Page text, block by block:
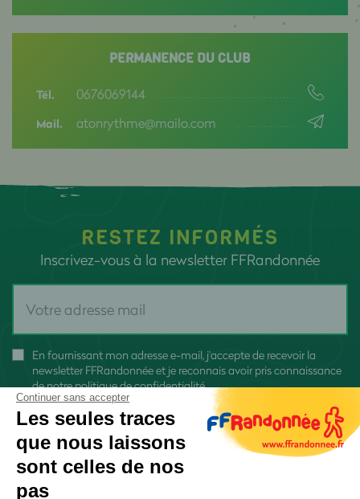
PERMANENCE DU CLUB
Tél. 0676069144
Mail. atonrythme@mailo.com
RESTEZ INFORMÉS
Inscrivez-vous à la newsletter FFRandonnée
En fournissant mon adresse e-mail, j'accepte de recevoir la
newsletter FFRandonnée et je reconnais avoir pris connaissance
denotre politique de confidentialité
Continuer sans accepter
Les seules traces
que nous laissons
sont celles de nos
pas